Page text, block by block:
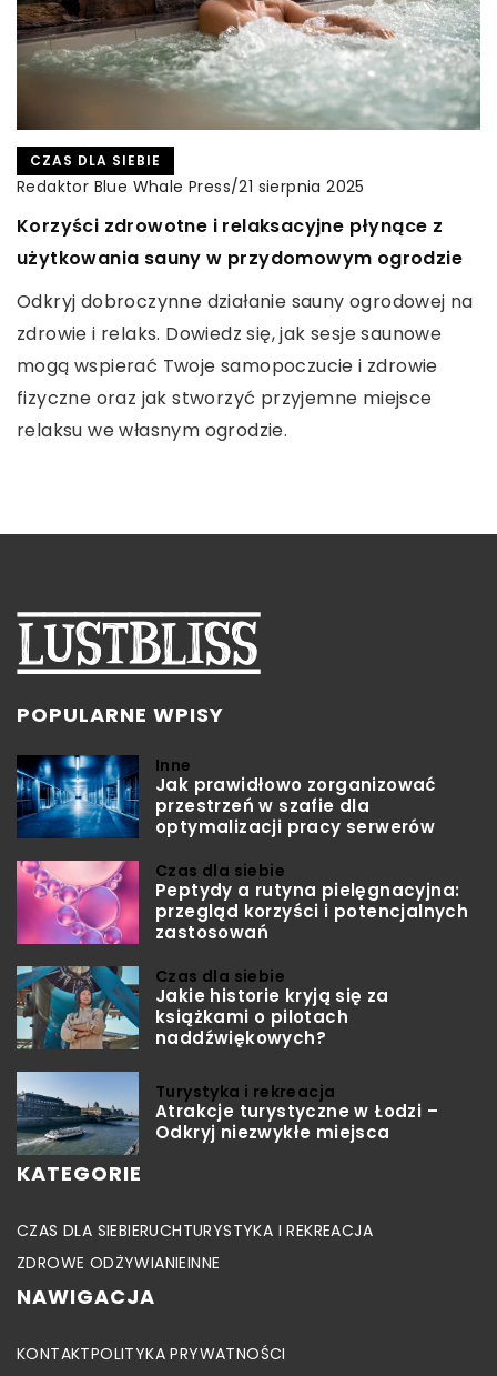
INNE
Redaktor Blue Whale Press/2 grudnia 2023
Jak podpis elektroniczny może
zrewolucjonizować Twoją firmę? Przewodnik po
korzyściach i wdrażaniu
Odkryj, jak cyfrowy podpis może przyczynić się do
zwiększenia efektywności i bezpieczeństwa Twojej
firmy. Przeczytaj nasz przewodnik i dowiedz się
więcej!
CZAS DLA SIEBIE
Redaktor Blue Whale Press/4 listopada 2024
Jak nowoczesne lasery frakcyjne CO2 mogą
zrewolucjonizować Twoją praktykę
dermatologiczną?
Odkryj, jak zastosowanie nowoczesnych laserów
frakcyjnych CO2 może przekształcić Twoją
praktykę dermatologiczną, zwiększając
skuteczność terapii oraz zadowolenie pacjentów
CZAS DLA SIEBIE
Redaktor Blue Whale Press/21 sierpnia 2025
Korzyści zdrowotne i relaksacyjne płynące z
użytkowania sauny w przydomowym ogrodzie
Odkryj dobroczynne działanie sauny ogrodowej na
zdrowie i relaks. Dowiedz się, jak sesje saunowe
mogą wspierać Twoje samopoczucie i zdrowie
fizyczne oraz jak stworzyć przyjemne miejsce
relaksu we własnym ogrodzie.
POPULARNE WPISY
Inne
Jak prawidłowo zorganizować
przestrzeń w szafie dla
optymalizacji pracy serwerów
Czas dla siebie
Peptydy a rutyna pielęgnacyjna:
przegląd korzyści i potencjalnych
zastosowań
Czas dla siebie
Jakie historie kryją się za
książkami o pilotach
naddźwiękowych?
Turystyka i rekreacja
Atrakcje turystyczne w Łodzi –
Odkryj niezwykłe miejsca
KATEGORIE
CZAS DLA SIEBIERUCHTURYSTYKA I REKREACJA
ZDROWE ODŻYWIANIEINNE
NAWIGACJA
KONTAKTPOLITYKA PRYWATNOŚCI